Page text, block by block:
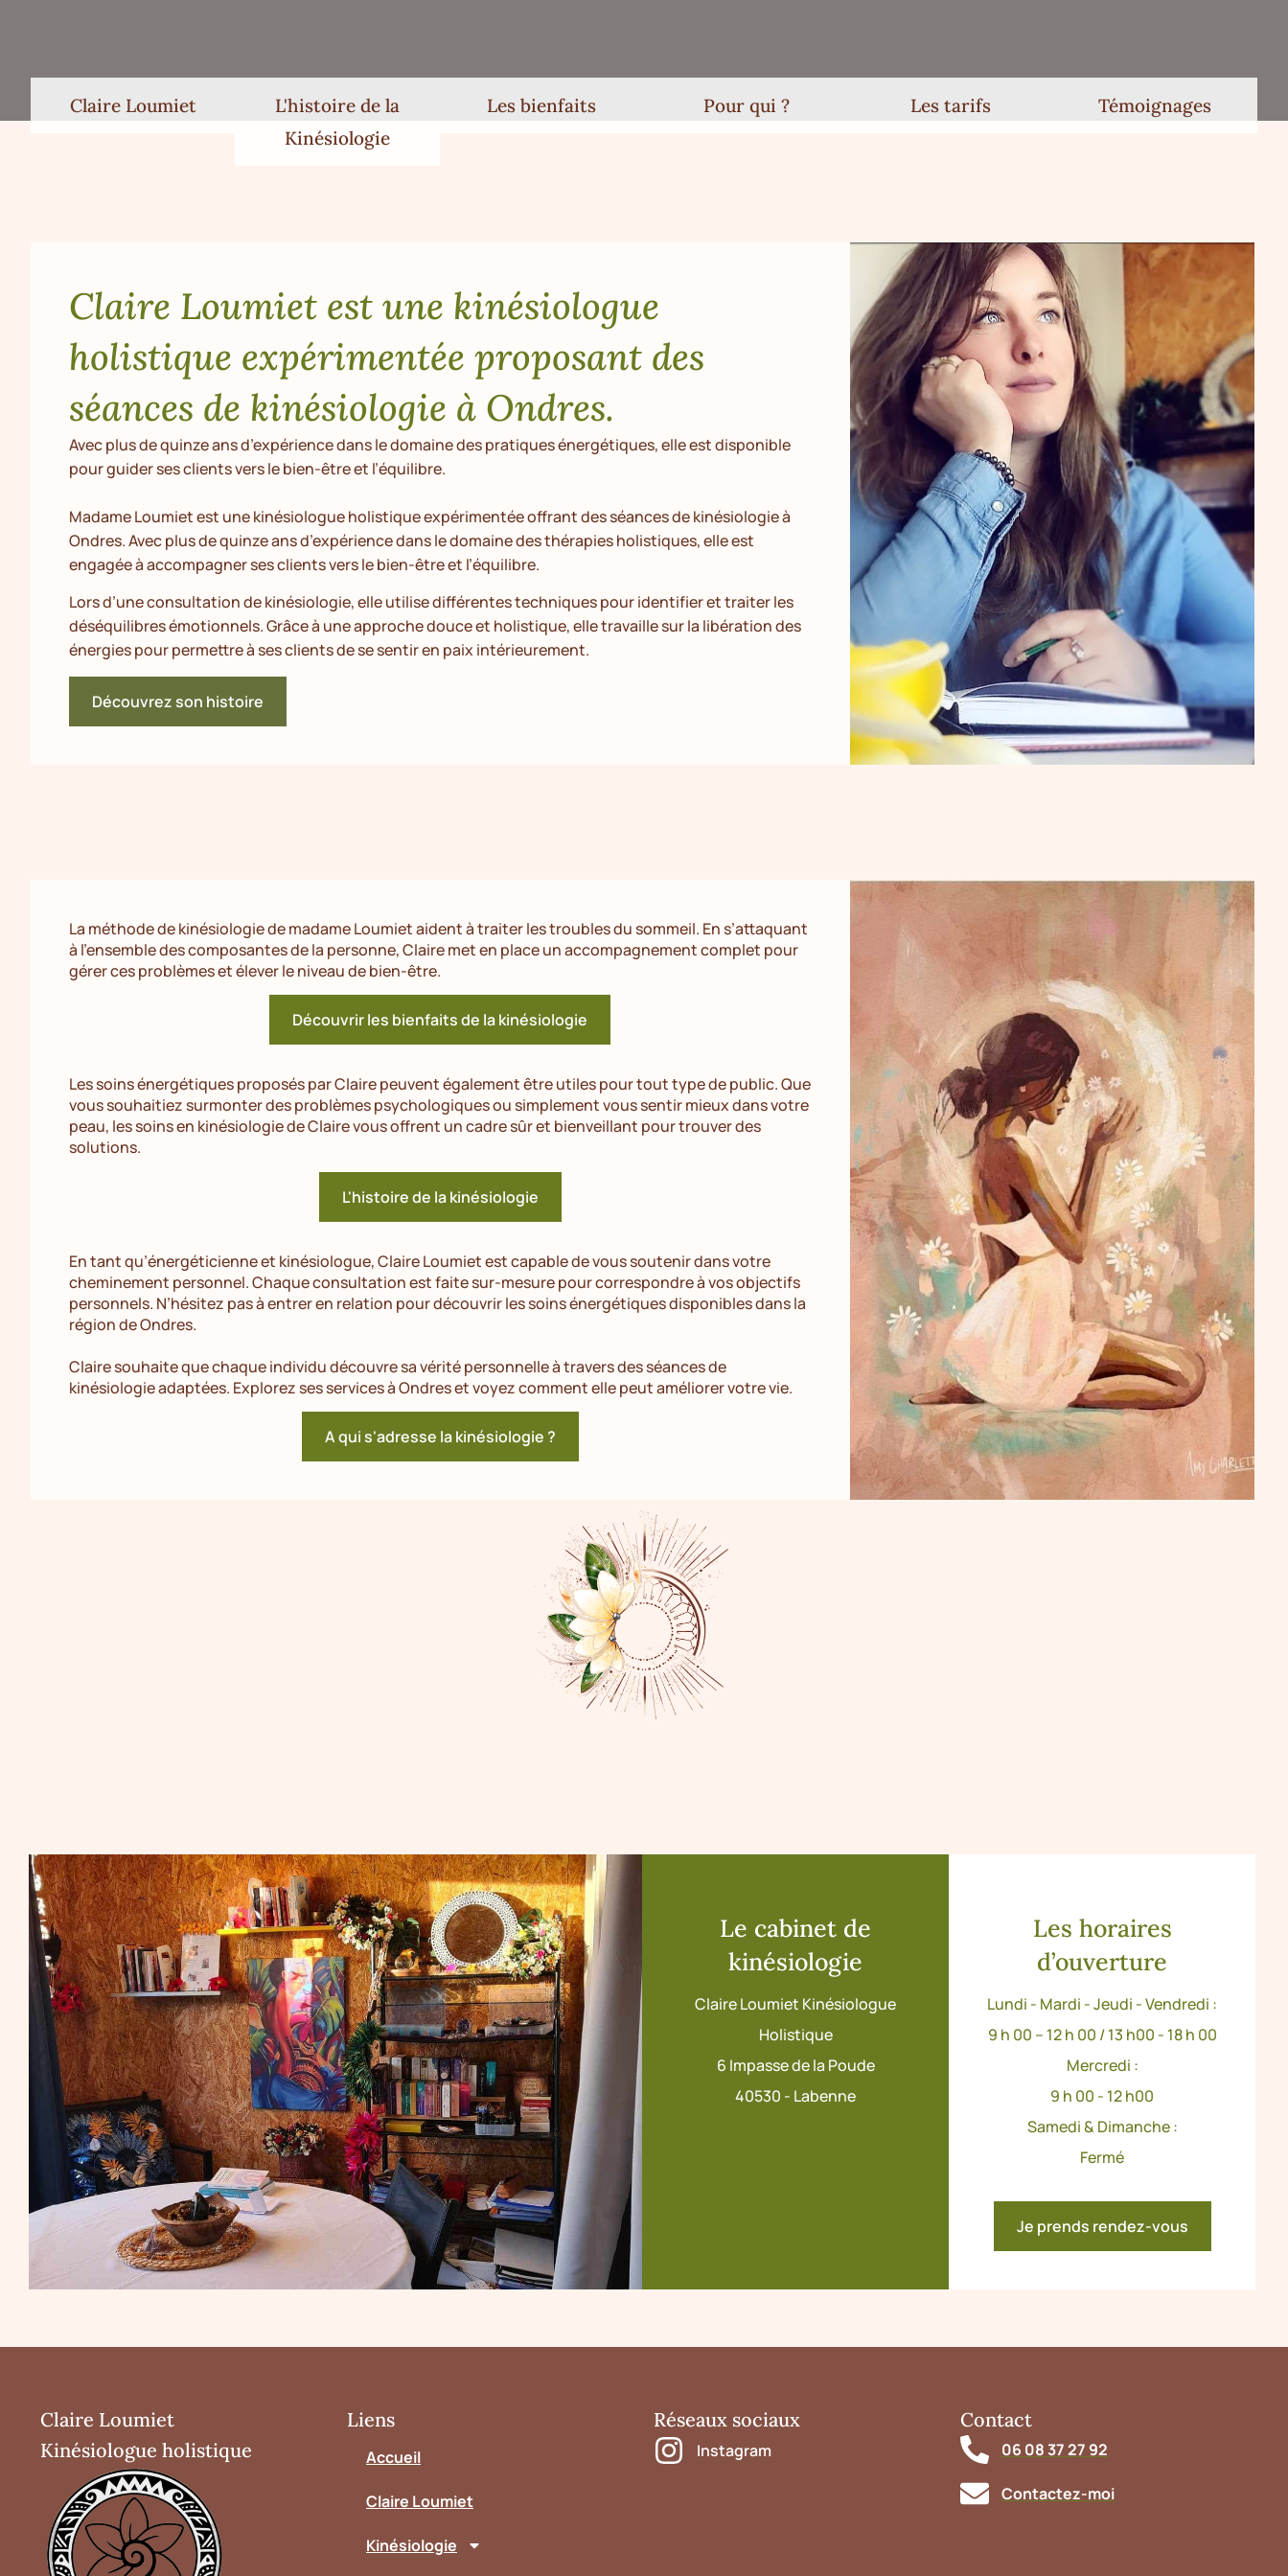
Claire Loumiet
L'histoire de la
Kinésiologie
Les bienfaits Pour qui ? Les tarifs Témoignages
Claire Loumiet est une kinésiologue
holistique expérimentée proposant des
séances de kinésiologie à Ondres.
Avec plus de quinze ans d’expérience dans le domaine des pratiques énergétiques, elle est disponible
pour guider ses clients vers le bien-être et l’équilibre.
Madame Loumiet est une kinésiologue holistique expérimentée offrant des séances de kinésiologie à
Ondres. Avec plus de quinze ans d’expérience dans le domaine des thérapies holistiques, elle est
engagée à accompagner ses clients vers le bien-être et l’équilibre.
Lors d’une consultation de kinésiologie, elle utilise différentes techniques pour identifier et traiter les
déséquilibres émotionnels. Grâce à une approche douce et holistique, elle travaille sur la libération des
énergies pour permettre à ses clients de se sentir en paix intérieurement.
Découvrez son histoire
La méthode de kinésiologie de madame Loumiet aident à traiter les troubles du sommeil. En s’attaquant
à l’ensemble des composantes de la personne, Claire met en place un accompagnement complet pour
gérer ces problèmes et élever le niveau de bien-être.
Découvrir les bienfaits de la kinésiologie
Les soins énergétiques proposés par Claire peuvent également être utiles pour tout type de public. Que
vous souhaitiez surmonter des problèmes psychologiques ou simplement vous sentir mieux dans votre
peau, les soins en kinésiologie de Claire vous offrent un cadre sûr et bienveillant pour trouver des
solutions.
L'histoire de la kinésiologie
En tant qu’énergéticienne et kinésiologue, Claire Loumiet est capable de vous soutenir dans votre
cheminement personnel. Chaque consultation est faite sur-mesure pour correspondre à vos objectifs
personnels. N’hésitez pas à entrer en relation pour découvrir les soins énergétiques disponibles dans la
région de Ondres.
Claire souhaite que chaque individu découvre sa vérité personnelle à travers des séances de
kinésiologie adaptées. Explorez ses services à Ondres et voyez comment elle peut améliorer votre vie.
A qui s'adresse la kinésiologie ?
Le cabinet de
kinésiologie
Claire Loumiet Kinésiologue
Holistique
6 Impasse de la Poude
40530 - Labenne
Les horaires
d’ouverture
Lundi - Mardi - Jeudi - Vendredi :
9 h 00 – 12 h 00 / 13 h00 - 18 h 00
Mercredi :
9 h 00 - 12 h00
Samedi & Dimanche :
Fermé
Je prends rendez-vous
Claire Loumiet
Kinésiologue holistique
Liens
Accueil
Claire Loumiet
Kinésiologie
Réseaux sociaux
Instagram
Contact
06 08 37 27 92
Contactez-moi